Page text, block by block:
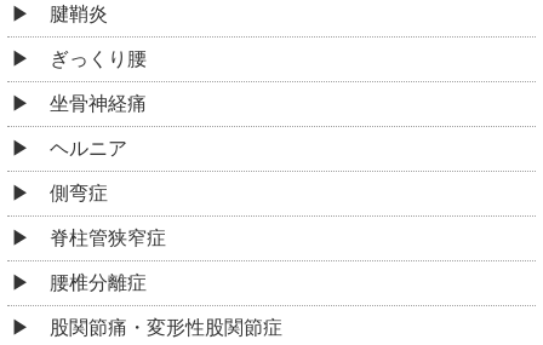
腱鞘炎
ぎっくり腰
坐骨神経痛
ヘルニア
側弯症
脊柱管狭窄症
腰椎分離症
股関節痛・変形性股関節症